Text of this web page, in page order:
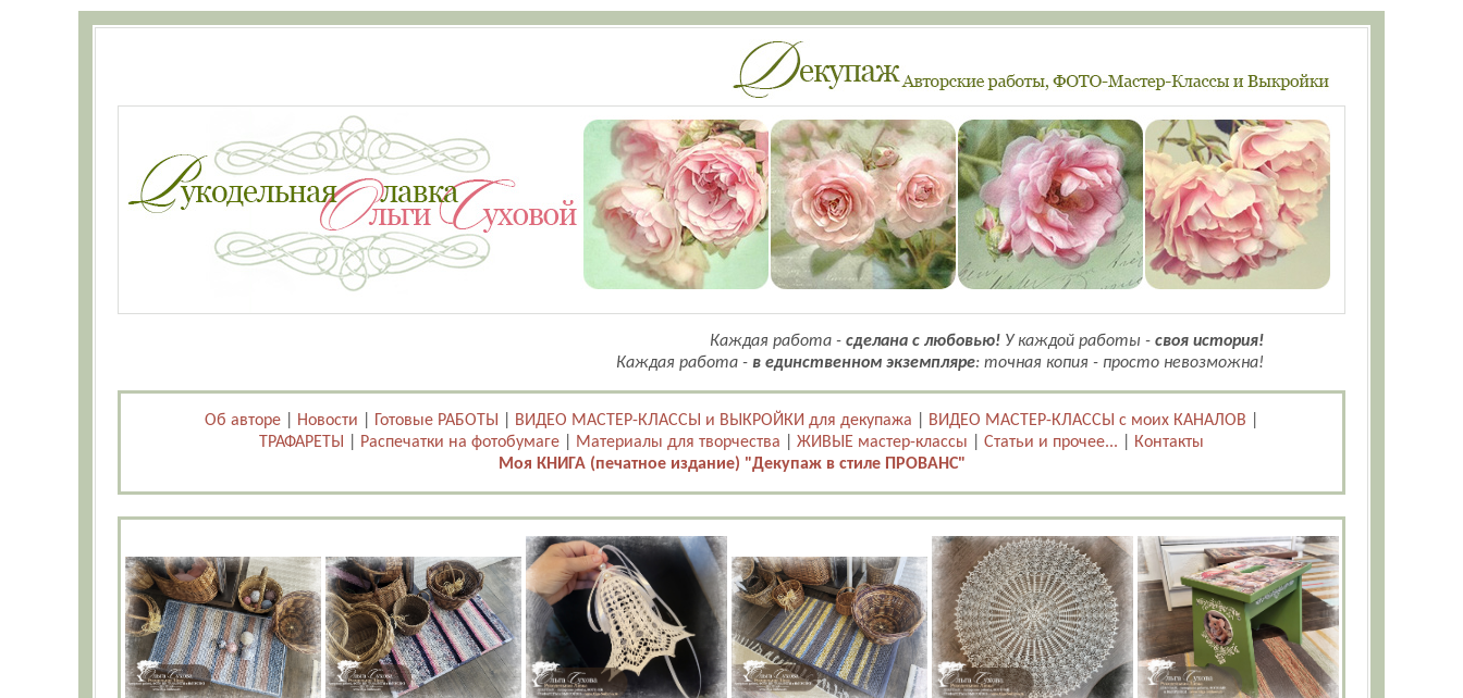
Каждая работа - сделана с любовью! У каждой работы - своя история!
Каждая работа - в единственном экземпляре: точная копия - просто невозможна!
Об авторе Новости Готовые РАБОТЫ ВИДЕО МАСТЕР-КЛАССЫ и ВЫКРОЙКИ для декупажа ВИДЕО МАСТЕР-КЛАССЫ с моих КАНАЛОВ
ТРАФАРЕТЫ
Распечатки на фотобумаге Материалы для творчества ЖИВЫЕ мастер-классы Статьи и прочее...
Контакты
Моя КНИГА (печатное издание) "Декупаж в стиле ПРОВАНС"